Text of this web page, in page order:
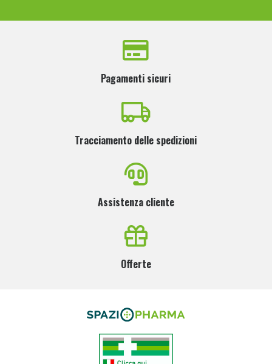
Pagamenti sicuri
Tracciamento delle spedizioni
Assistenza cliente
Offerte